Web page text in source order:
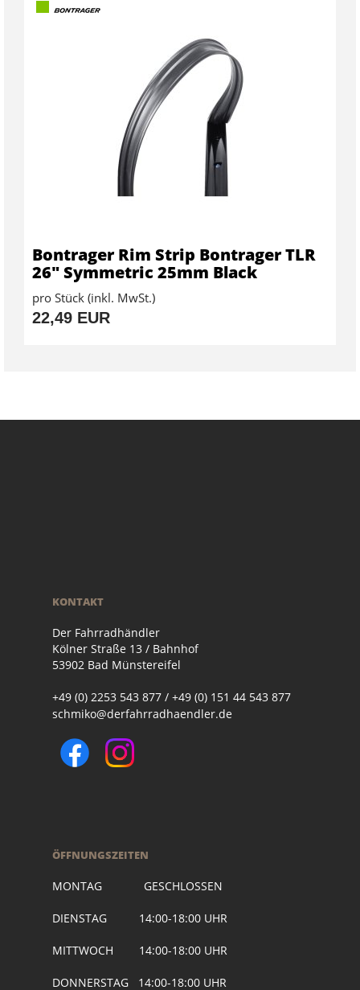
Bontrager Rim Strip Bontrager TLR
26" Symmetric 25mm Black
pro Stück (inkl. MwSt.)
22,49 EUR
KONTAKT
Der Fahrradhändler
Kölner Straße 13 / Bahnhof
53902 Bad Münstereifel
+49 (0) 2253 543 877 / +49 (0) 151 44 543 877
schmiko@derfahrradhaendler.de
ÖFFNUNGSZEITEN
MONTAG GESCHLOSSEN
DIENSTAG 14:00-18:00 UHR
MITTWOCH 14:00-18:00 UHR
DONNERSTAG 14:00-18:00 UHR